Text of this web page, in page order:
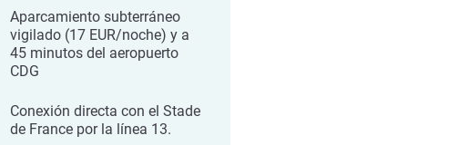
Aparcamiento subterráneo
vigilado (17 EUR/noche) y a
45 minutos del aeropuerto
CDG
Conexión directa con el Stade
de France por la línea 13.